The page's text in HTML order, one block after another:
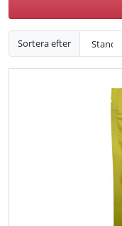
Sortera efter